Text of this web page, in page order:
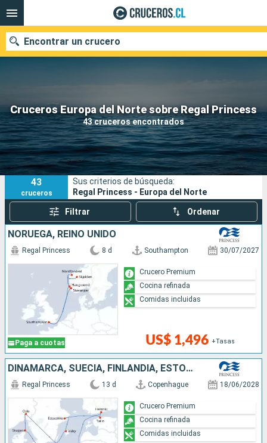
Cruceros Europa del Norte sobre Regal Princess
43 cruceros encontrados
Encontrar un crucero
Nuestros destinos
Fecha de salida
Puertos Compañías
Buscar
43
cruceros
Sus criterios de búsqueda:
Regal Princess - Europa del Norte
Filtrar Ordenar
NORUEGA, REINO UNIDO
Paga a cuotas
Regal Princess 8 d Southampton 30/07/2027
US$ 1,496 +Tasas
Crucero Premium
Cocina refinada
Comidas incluidas
DINAMARCA, SUECIA, FINLANDIA, ESTONIA, LITUANIA, POLONIA, NORUEGA
Regal Princess 13 d Copenhague 18/06/2028
Crucero Premium
Cocina refinada
Comidas incluidas